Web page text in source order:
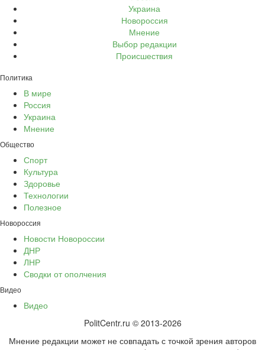
Украина
Новороссия
Мнение
Выбор редакции
Происшествия
Политика
В мире
Россия
Украина
Мнение
Общество
Спорт
Культура
Здоровье
Технологии
Полезное
Новороссия
Новости Новороссии
ДНР
ЛНР
Сводки от ополчения
Видео
Видео
PolitCentr.ru © 2013-2026
Мнение редакции может не совпадать с точкой зрения авторов